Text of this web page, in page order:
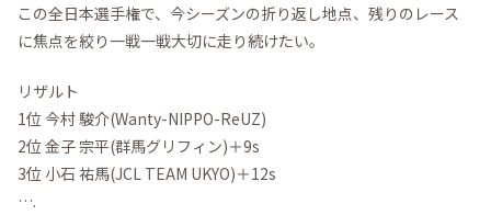
この全日本選手権で、今シーズンの折り返し地点、残りのレース
に焦点を絞り一戦一戦大切に走り続けたい。
リザルト
1位 今村 駿介(Wanty-NIPPO-ReUZ)
2位 金子 宗平(群馬グリフィン)＋9s
3位 小石 祐馬(JCL TEAM UKYO)＋12s
….